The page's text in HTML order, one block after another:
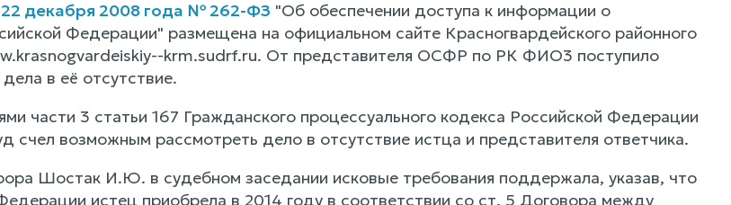
декабря 2008 года № 262-ФЗ "Об обеспечении доступа к информации о
Федерации" размещена на официальном сайте Красногвардейского районного
krm.sudrf.ru. От представителя ОСФР по РК ФИО3 поступило
в её отсутствие.
части 3 статьи 167 Гражданского процессуального кодекса Российской Федерации
счел возможным рассмотреть дело в отсутствие истца и представителя ответчика.
Шостак И.Ю. в судебном заседании исковые требования поддержала, указав, что
истец приобрела в 2014 году в соответствии со ст. 5 Договора между